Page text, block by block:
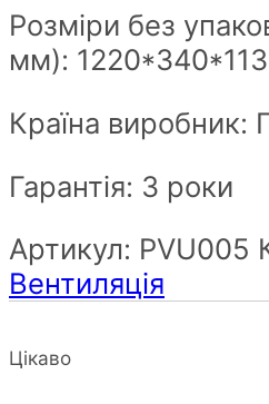
Розміри без
мм):
Країна виробник:
Гарантія: 3 роки
Артикул: PVU005
Вентиляція
Цікаво